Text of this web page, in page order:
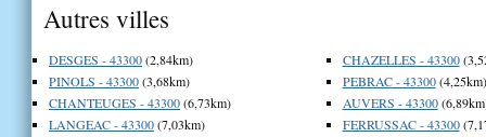
Autres villes
DESGES - 43300(2,84km)
PINOLS - 43300(3,68km)
CHANTEUGES - 43300(6,73km)
LANGEAC - 43300(7,03km)
CHAZELLES - 43300
PEBRAC - 43300(4,25km)
AUVERS - 43300
FERRUSSAC - 43300